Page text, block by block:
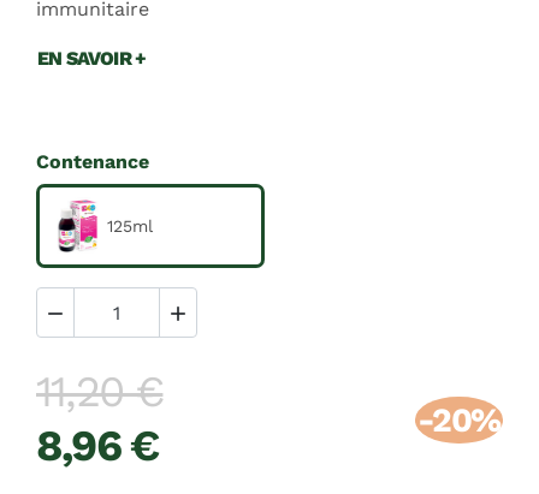
immunitaire
EN SAVOIR +
Contenance
125ml
 
11,20 €
8,96 €
-20%